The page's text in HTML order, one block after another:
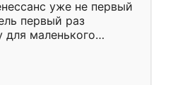
уже не первый
первый раз
для маленького
,во второй раз
качеству очень
быстрая,